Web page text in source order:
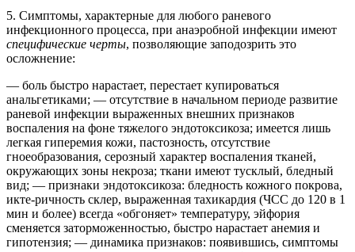
5. Симптомы, характерные для любого раневого
инфекционного процесса, при анаэробной инфекции имеют
специфические черты, позволяющие заподозрить это
осложнение:
— боль быстро нарастает, перестает купироваться
анальгетиками; — отсутствие в начальном периоде развитие
раневой инфекции выраженных внешних признаков
воспаления на фоне тяжелого эндотоксикоза; имеется лишь
легкая гиперемия кожи, пастозность, отсутствие
гноеобразования, серозный характер воспаления тканей,
окружающих зоны некроза; ткани имеют тусклый, бледный
вид; — признаки эндотоксикоза: бледность кожного покрова,
икте-ричность склер, выраженная тахикардия (ЧСС до 120 в 1
мин и более) всегда «обгоняет» температуру, эйфория
сменяется заторможенностью, быстро нарастает анемия и
гипотензия; — динамика признаков: появившись, симптомы